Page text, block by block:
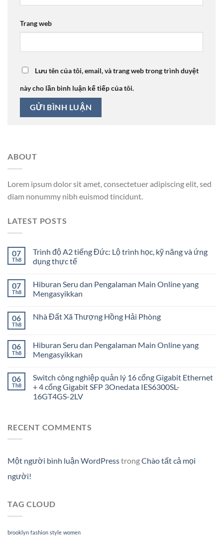
Trang web
Lưu tên của tôi, email, và trang web trong trình duyệt
này cho lần bình luận kế tiếp của tôi.
ABOUT
Lorem ipsum dolor sit amet, consectetuer adipiscing elit, sed
diam nonummy nibh euismod tincidunt.
LATEST POSTS
07
Th8
Trình độ A2 tiếng Đức: Lộ trình học, kỹ năng và ứng
dụng thực tế
07
Th8
Hiburan Seru dan Pengalaman Main Online yang
Mengasyikkan
06
Th8
Nhà Đất Xã Thượng Hồng Hải Phòng
06
Th8
Hiburan Seru dan Pengalaman Main Online yang
Mengasyikkan
06
Th8
Switch công nghiệp quản lý 16 cổng Gigabit Ethernet
+ 4 cổng Gigabit SFP 3Onedata IES6300SL-
16GT4GS-2LV
RECENT COMMENTS
Một người bình luận WordPresstrongChào tất cả mọi
người!
TAG CLOUD
brooklyn fashion style women